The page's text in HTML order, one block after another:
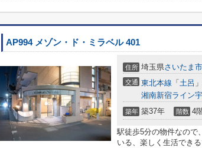
AP994 メゾン・ド・ミラベル 401
住所 埼玉県さいたま
交通 東北本線 「 土呂
湘南新宿ライン
築年 築37年 階数 4
駅徒歩5分の物件なので
いる、楽しく生活でき